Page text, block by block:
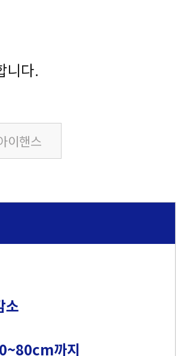
니다.
이핸스
소
까지